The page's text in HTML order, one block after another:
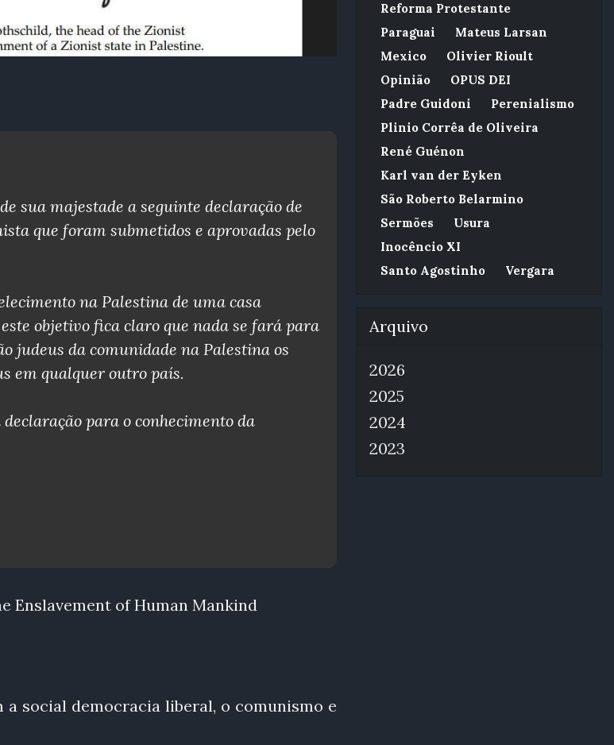
sua majestade a seguinte declaração de
que foram submetidos e aprovadas pelo
na Palestina de uma casa
objetivo fica claro que nada se fará para
judeus da comunidade na Palestina os
em qualquer outro país.
para o conhecimento da
Enslavement of Human Mankind
social democracia liberal, o comunismo e
Reforma Protestante
Paraguai
Mateus Larsan
Mexico
Olivier Rioult
Opinião
OPUS DEI
Padre Guidoni
Perenialismo
Plinio Corrêa de Oliveira
René Guénon
Karl van der Eyken
São Roberto Belarmino
Sermões
Usura
Inocêncio XI
Santo Agostinho
Vergara
Arquivo
2026
2025
2024
2023